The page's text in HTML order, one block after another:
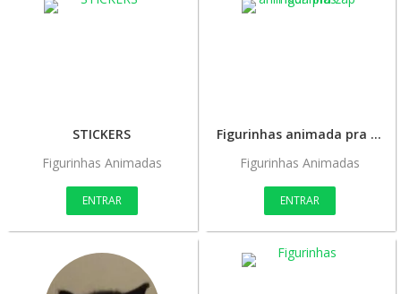
STICKERS
Figurinhas Animadas
ENTRAR
Figurinhas animada pra zap
Figurinhas Animadas
ENTRAR